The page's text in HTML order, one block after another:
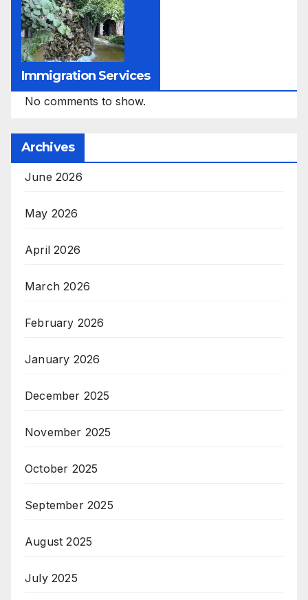
Immigration Services
No comments to show.
Archives
June 2026
May 2026
April 2026
March 2026
February 2026
January 2026
December 2025
November 2025
October 2025
September 2025
August 2025
July 2025